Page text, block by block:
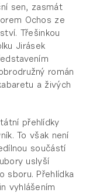
sen, zasmát
Ochos ze
Třešinkou
Jirásek
román
a živých
přehlídky
To však není
součástí
uslyší
sboru. Přehlídka
vyhlášením